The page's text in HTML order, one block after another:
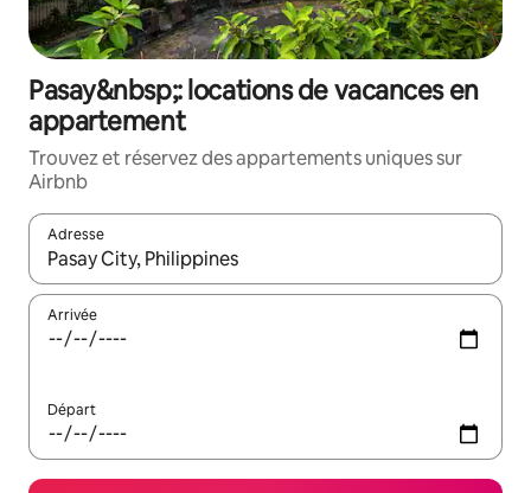
Pasay&nbsp;: locations de vacances en
appartement
Trouvez et réservez des appartements uniques sur
Airbnb
Adresse
Lorsque les résultats s'affichent, utilisez les flèches vers le
Arrivée
Départ